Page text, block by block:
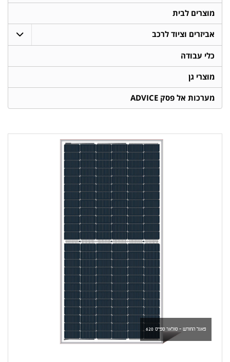
מוצרים לבית
אביזרים וציוד לרכב
כלי עבודה
מוצרי גן
מערכות אל פסק ADVICE
פאנל החודש - סולאר ספייס 620